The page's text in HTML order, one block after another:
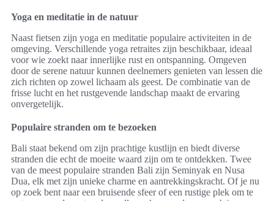
Yoga en meditatie in de natuur
Naast fietsen zijn yoga en meditatie populaire activiteiten in de
omgeving. Verschillende yoga retraites zijn beschikbaar, ideaal
voor wie zoekt naar innerlijke rust en ontspanning. Omgeven
door de serene natuur kunnen deelnemers genieten van lessen die
zich richten op zowel lichaam als geest. De combinatie van de
frisse lucht en het rustgevende landschap maakt de ervaring
onvergetelijk.
Populaire stranden om te bezoeken
Bali staat bekend om zijn prachtige kustlijn en biedt diverse
stranden die echt de moeite waard zijn om te ontdekken. Twee
van de meest populaire stranden Bali zijn Seminyak en Nusa
Dua, elk met zijn unieke charme en aantrekkingskracht. Of je nu
op zoek bent naar een bruisende sfeer of een rustige plek om te